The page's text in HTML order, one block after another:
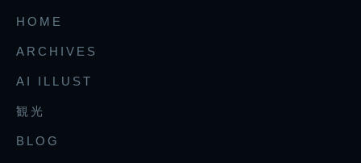
HOME
ARCHIVES
AI ILLUST
観光
BLOG